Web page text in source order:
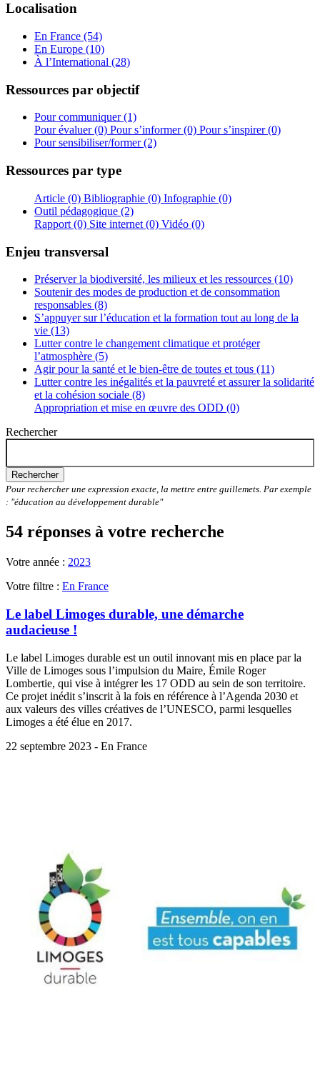
Localisation
En France (54)
En Europe (10)
À l’International (28)
Ressources par objectif
Pour communiquer (1)
Pour évaluer (0) Pour s’informer (0) Pour s’inspirer (0)
Pour sensibiliser/former (2)
Ressources par type
Article (0) Bibliographie (0) Infographie (0)
Outil pédagogique (2)
Rapport (0) Site internet (0) Vidéo (0)
Enjeu transversal
Préserver la biodiversité, les milieux et les ressources (10)
Soutenir des modes de production et de consommation
responsables (8)
S’appuyer sur l’éducation et la formation tout au long de la
vie (13)
Lutter contre le changement climatique et protéger
l’atmosphère (5)
Agir pour la santé et le bien-être de toutes et tous (11)
Lutter contre les inégalités et la pauvreté et assurer la solidarité
et la cohésion sociale (8)
Appropriation et mise en œuvre des ODD (0)
Rechercher
Rechercher
Pour rechercher une expression exacte, la mettre entre guillemets. Par exemple
: "éducation au développement durable"
54 réponses à votre recherche
Votre année : 2023
Votre filtre : En France
Le label Limoges durable, une démarche
audacieuse !
Le label Limoges durable est un outil innovant mis en place par la
Ville de Limoges sous l’impulsion du Maire, Émile Roger
Lombertie, qui vise à intégrer les 17 ODD au sein de son territoire.
Ce projet inédit s’inscrit à la fois en référence à l’Agenda 2030 et
aux valeurs des villes créatives de l’UNESCO, parmi lesquelles
Limoges a été élue en 2017.
22 septembre 2023 - En France